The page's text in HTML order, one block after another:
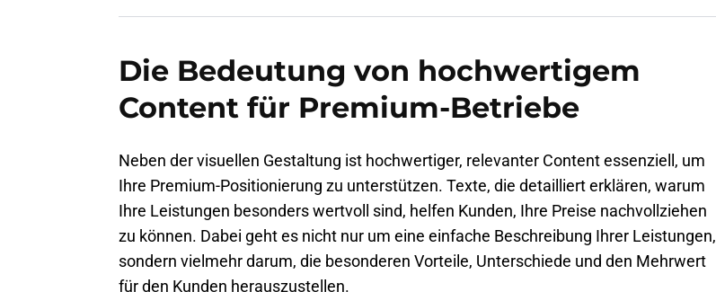
Die Bedeutung von hochwertigem
Content für Premium-Betriebe
Neben der visuellen Gestaltung ist hochwertiger, relevanter Content essenziell, um
Ihre Premium-Positionierung zu unterstützen. Texte, die detailliert erklären, warum
Ihre Leistungen besonders wertvoll sind, helfen Kunden, Ihre Preise nachvollziehen
zu können. Dabei geht es nicht nur um eine einfache Beschreibung Ihrer Leistungen,
sondern vielmehr darum, die besonderen Vorteile, Unterschiede und den Mehrwert
für den Kunden herauszustellen.